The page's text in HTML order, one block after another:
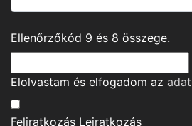
Ellenőrzőkód 9 és 8 összege.
Elolvastam és elfogadom az
Feliratkozás Leiratkozás